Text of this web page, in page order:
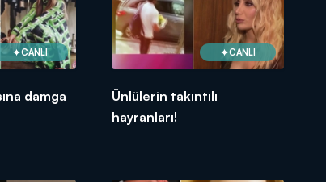
CANLI
damga
CANLI
Ünlülerin takıntılı
hayranları!